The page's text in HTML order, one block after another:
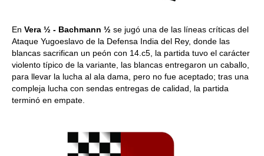
En Vera ½ - Bachmann ½ se jugó una de las líneas críticas del
Ataque Yugoeslavo de la Defensa India del Rey, donde las
blancas sacrifican un peón con 14.c5, la partida tuvo el carácter
violento típico de la variante, las blancas entregaron un caballo,
para llevar la lucha al ala dama, pero no fue aceptado; tras una
compleja lucha con sendas entregas de calidad, la partida
terminó en empate.